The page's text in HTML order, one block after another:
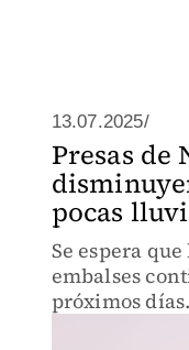
13.07.2025/
Presas de
pocas
Se espera
embalses
próximos días.